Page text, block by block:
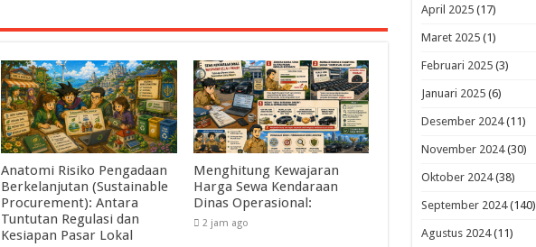
Anatomi Risiko Pengadaan
Berkelanjutan (Sustainable
Procurement): Antara
Tuntutan Regulasi dan
Kesiapan Pasar Lokal
Menghitung Kewajaran
Harga Sewa Kendaraan
Dinas Operasional:
2 jam ago
April 2025(17)
Maret 2025(1)
Februari 2025(3)
Januari 2025(6)
Desember 2024(11)
November 2024(30)
Oktober 2024(38)
September 2024(140)
Agustus 2024(11)